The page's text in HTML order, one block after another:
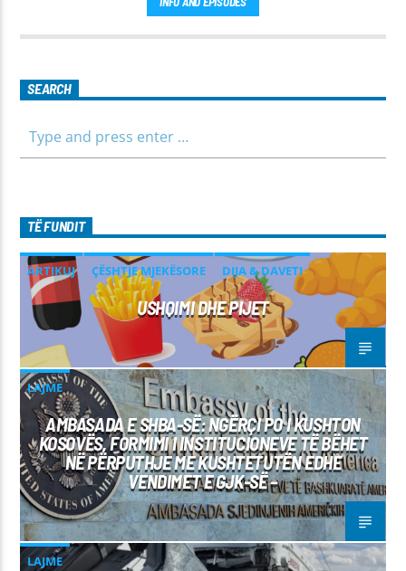
ekonominë, si dhe rubrika të veçanta për sportin dhe
parashikimin e motit. Qëndroni me ne për informim të saktë,
SEARCH
TË FUNDIT
ARTIKUJ ÇËSHTJE MJEKËSORE DIJA & DAVETI
USHQIMI DHE PIJET
LAJME
AMBASADA E SHBA-SË: NGËRÇI PO I KUSHTON
KOSOVËS, FORMIMI I INSTITUCIONEVE TË BËHET
NË PËRPUTHJE ME KUSHTETUTËN EDHE
VENDIMET E GJK-SË –
LAJME